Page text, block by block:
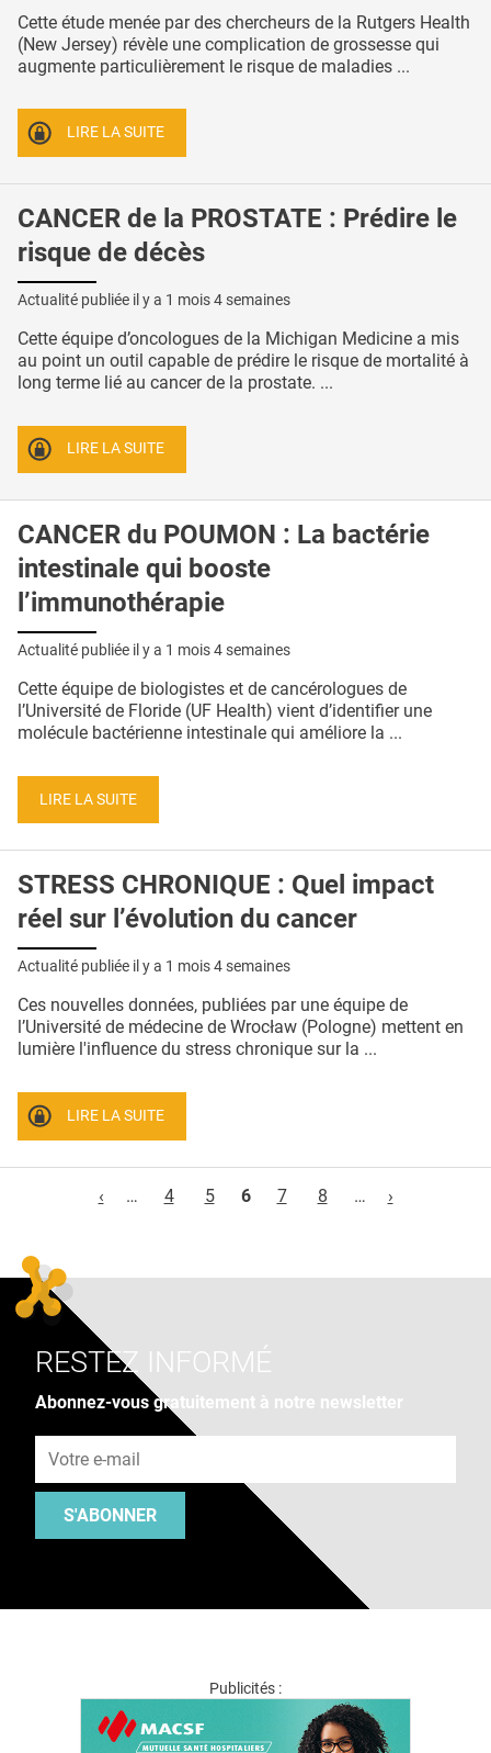
Cette étude menée par des chercheurs de la Rutgers Health
(New Jersey) révèle une complication de grossesse qui
augmente particulièrement le risque de maladies ...
LIRE LA SUITE
CANCER de la PROSTATE : Prédire le
risque de décès
Actualité publiée il y a 1 mois 4 semaines
Cette équipe d’oncologues de la Michigan Medicine a mis
au point un outil capable de prédire le risque de mortalité à
long terme lié au cancer de la prostate. ...
LIRE LA SUITE
CANCER du POUMON : La bactérie
intestinale qui booste
l’immunothérapie
Actualité publiée il y a 1 mois 4 semaines
Cette équipe de biologistes et de cancérologues de
l’Université de Floride (UF Health) vient d’identifier une
molécule bactérienne intestinale qui améliore la ...
LIRE LA SUITE
STRESS CHRONIQUE : Quel impact
réel sur l’évolution du cancer
Actualité publiée il y a 1 mois 4 semaines
Ces nouvelles données, publiées par une équipe de
l’Université de médecine de Wrocław (Pologne) mettent en
lumière l'influence du stress chronique sur la ...
LIRE LA SUITE
‹
… 4 5 6 7 8 … ›
RESTEZ INFORMÉ
Abonnez-vous gratuitement à notre newsletter
S'ABONNER
Publicités :